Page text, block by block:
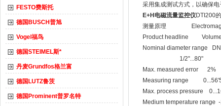
FESTO费斯托
德国BUSCH普旭
Vogel福鸟
德国STEIMEL斯*
丹麦Grundfos格兰富
德国LUTZ鲁茨
德国Prominent普罗名特
采用集成测试方式，以确保
E+H电磁流量监控仪DTI200
测量原理
Product headline
Nominal diameter range
1/2"...80"
Max. measured error 2%
Measuring range
Max. process pressure
Medium temperature range